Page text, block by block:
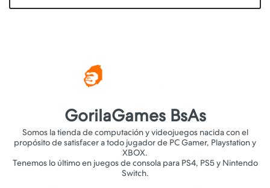
GorilaGames BsAs
Somos la tienda de computación y videojuegos nacida con el
propósito de satisfacer a todo jugador de PC Gamer, Playstation y
XBOX.
Tenemos lo último en juegos de consola para PS4, PS5 y Nintendo
Switch.